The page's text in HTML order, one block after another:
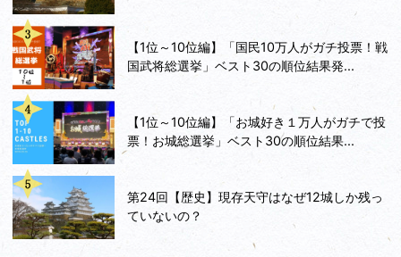
【1位～10位編】「国民10万人がガチ投票！戦
国武将総選挙」ベスト30の順位結果発...
【1位～10位編】「お城好き１万人がガチで投
票！お城総選挙」ベスト30の順位結果...
第24回【歴史】現存天守はなぜ12城しか残っ
ていないの？